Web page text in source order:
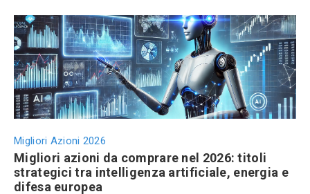
Migliori Azioni 2026
Migliori azioni da comprare nel 2026: titoli
strategici tra intelligenza artificiale, energia e
difesa europea